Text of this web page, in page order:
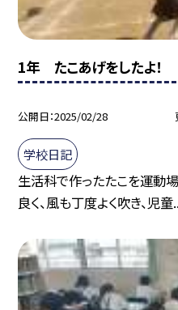
1年 たこあげをしたよ！
公開日 2025/02/28
学校日記
生活科で作ったたこを運動
良く、風も丁度よく吹き、児童